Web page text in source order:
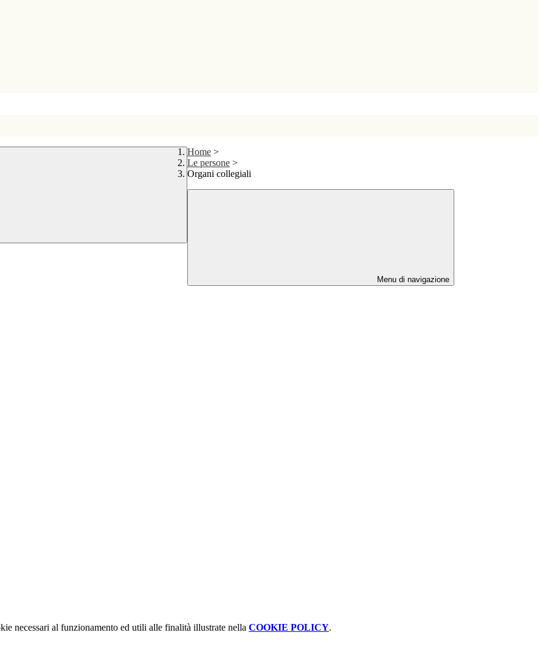
Home >
Le persone >
Organi collegiali
Menu di navigazione
necessari al funzionamento ed utili alle finalità illustrate nella COOKIE POLICY.